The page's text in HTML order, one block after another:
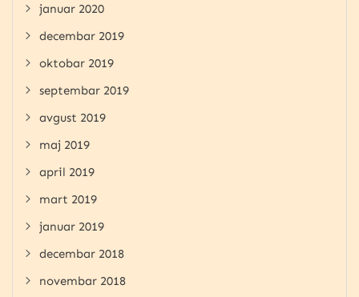
januar 2020
decembar 2019
oktobar 2019
septembar 2019
avgust 2019
maj 2019
april 2019
mart 2019
januar 2019
decembar 2018
novembar 2018